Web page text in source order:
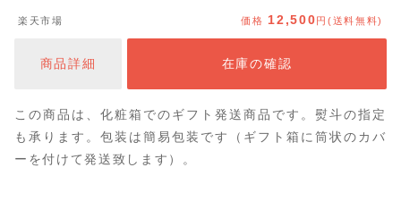
楽天市場 価格 12,500 円(送料無料)
商品詳細 在庫の確認
この商品は、化粧箱でのギフト発送商品です。熨斗の指定
も承ります。包装は簡易包装です（ギフト箱に筒状のカバ
ーを付けて発送致します）。